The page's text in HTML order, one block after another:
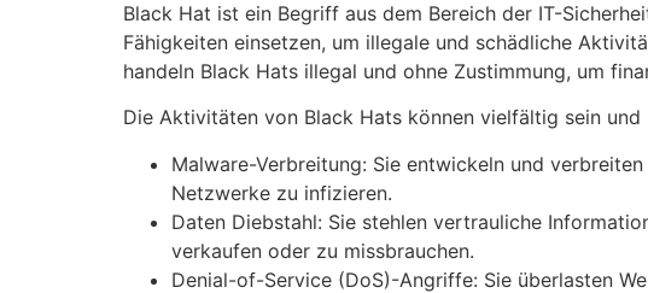
Black Hat ist ein Begriff aus dem Bereich der IT-
Fähigkeiten einsetzen, um illegale und schädliche
handeln Black Hats illegal und ohne Zustimmung, um
Die Aktivitäten von Black Hats können vielfältig sein und
Malware-Verbreitung: Sie entwickeln und
Netzwerke zu infizieren.
Daten Diebstahl: Sie stehlen vertrauliche
verkaufen oder zu missbrauchen.
Denial-of-Service (DoS)-Angriffe: Sie überlasten